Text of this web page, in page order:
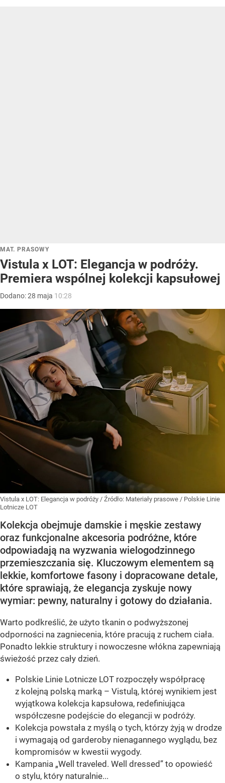
MAT. PRASOWY
Vistula x LOT: Elegancja w podróży.
Premiera wspólnej kolekcji kapsułowej
Dodano:28 maja 10:28
Vistula x LOT: Elegancja w podróży / Źródło: Materiały prasowe / Polskie Linie
Lotnicze LOT
Kolekcja obejmuje damskie i męskie zestawy
oraz funkcjonalne akcesoria podróżne, które
odpowiadają na wyzwania wielogodzinnego
przemieszczania się. Kluczowym elementem są
lekkie, komfortowe fasony i dopracowane detale,
które sprawiają, że elegancja zyskuje nowy
wymiar: pewny, naturalny i gotowy do działania.
Warto podkreślić, że użyto tkanin o podwyższonej
odporności na zagniecenia, które pracują z ruchem ciała.
Ponadto lekkie struktury i nowoczesne włókna zapewniają
świeżość przez cały dzień.
Polskie Linie Lotnicze LOT rozpoczęły współpracę
z kolejną polską marką – Vistulą, której wynikiem jest
wyjątkowa kolekcja kapsułowa, redefiniująca
współczesne podejście do elegancji w podróży.
Kolekcja powstała z myślą o tych, którzy żyją w drodze
i wymagają od garderoby nienagannego wyglądu, bez
kompromisów w kwestii wygody.
Kampania „Well traveled. Well dressed” to opowieść
o stylu, który naturalnie...